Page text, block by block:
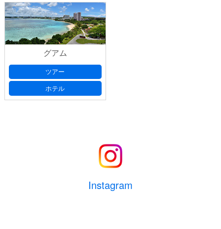
グアム
ツアー
ホテル
Instagram